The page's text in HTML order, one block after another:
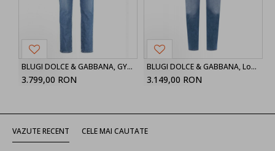
BLUGI DOLCE & GABBANA, GY07CDG8FS5S9001 Slim Fit
3.799,00 RON
BLUGI DOLCE & GABBANA, Logo Brand, Slim Fit
3.149,00 RON
VAZUTE RECENT CELE MAI CAUTATE